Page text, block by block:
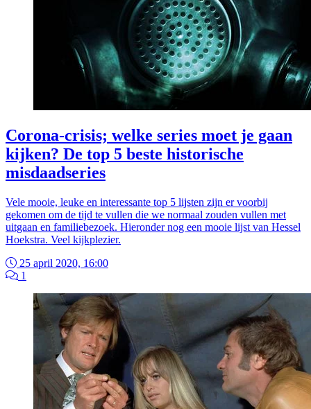
Corona-crisis; welke series moet je gaan
kijken? De top 5 beste historische
misdaadseries
Vele mooie, leuke en interessante top 5 lijsten zijn er voorbij
gekomen om de tijd te vullen die we normaal zouden vullen met
uitgaan en familiebezoek. Hieronder nog een mooie lijst van Hessel
Hoekstra. Veel kijkplezier.
25 april 2020, 16:00
1